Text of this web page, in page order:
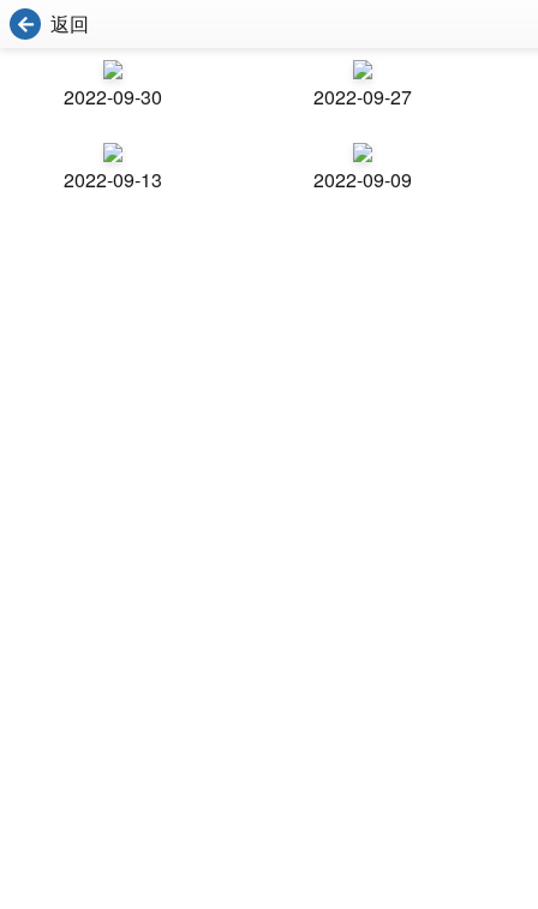
返回
2022-09-30 2022-09-27
2022-09-13 2022-09-09